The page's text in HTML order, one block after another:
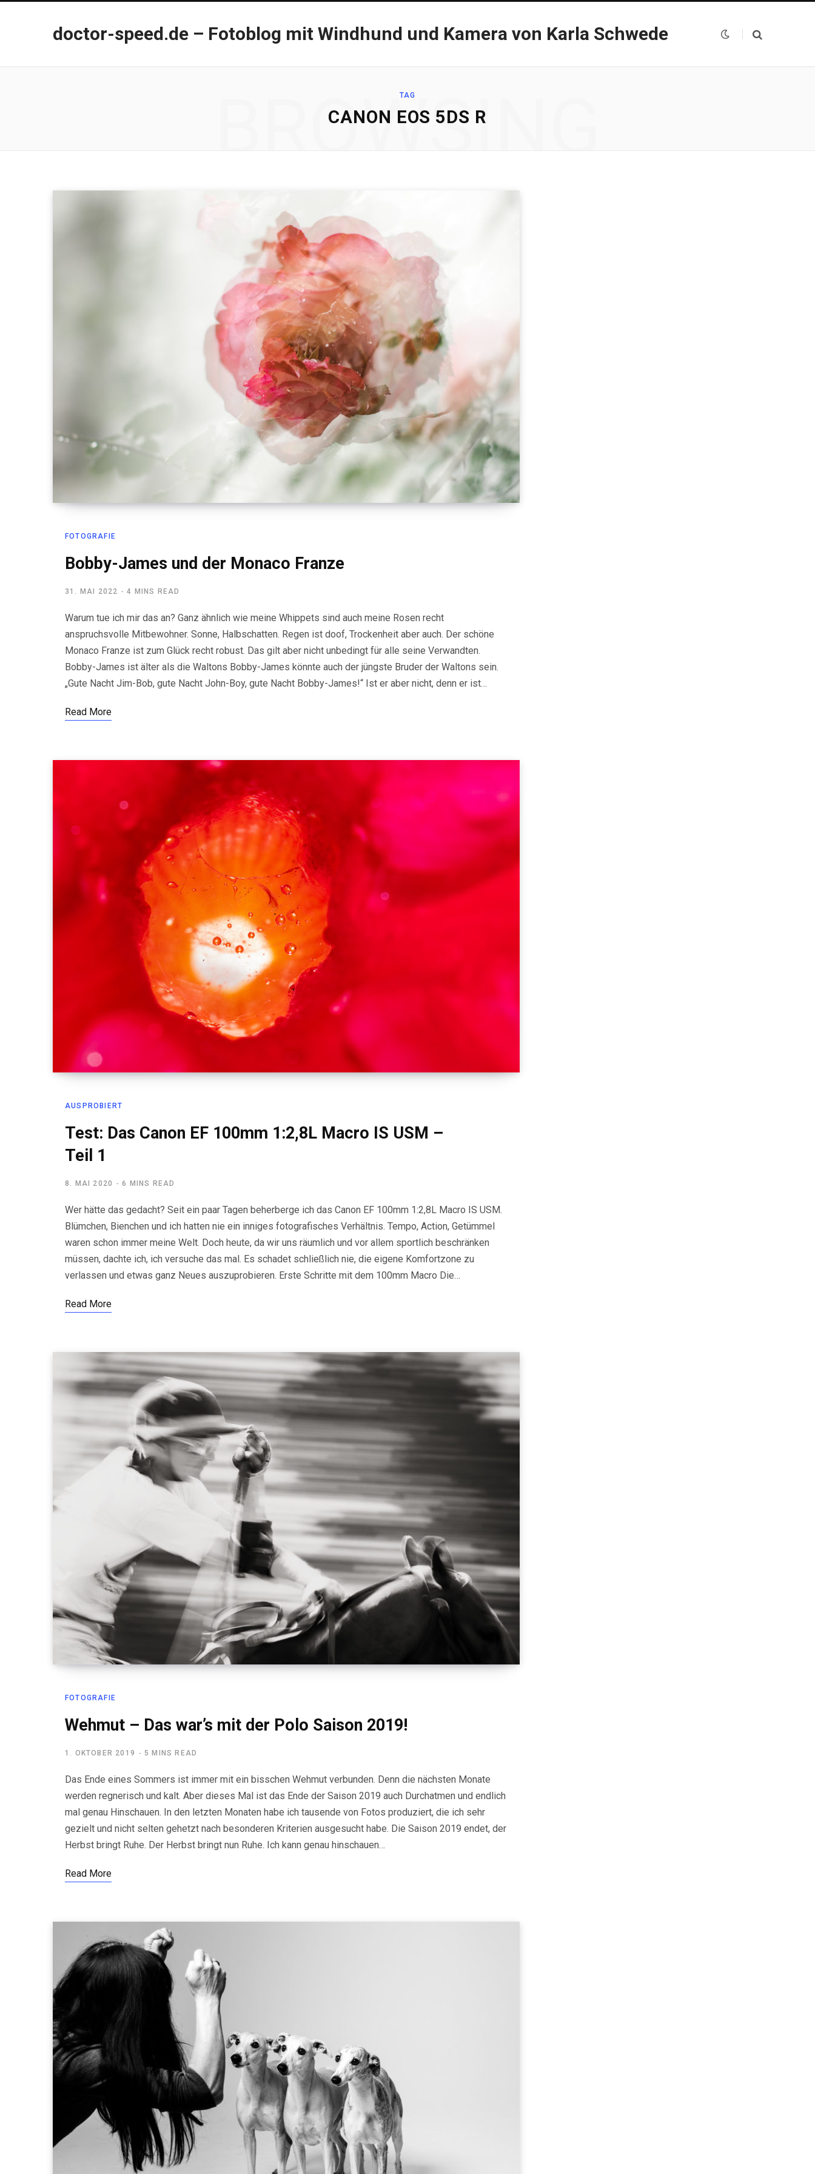
doctor-speed.de – Fotoblog mit Windhund und Kamera von Karla Schwede
TAG
CANON EOS 5DS R
BROWSING
FOTOGRAFIE
Bobby-James und der Monaco Franze
31. MAI 2022 4 MINS READ
Warum tue ich mir das an? Ganz ähnlich wie meine Whippets sind auch meine Rosen recht
anspruchsvolle Mitbewohner. Sonne, Halbschatten. Regen ist doof, Trockenheit aber auch. Der schöne
Monaco Franze ist zum Glück recht robust. Das gilt aber nicht unbedingt für alle seine Verwandten.
Bobby-James ist älter als die Waltons Bobby-James könnte auch der jüngste Bruder der Waltons sein.
„Gute Nacht Jim-Bob, gute Nacht John-Boy, gute Nacht Bobby-James!“ Ist er aber nicht, denn er ist…
Read More
AUSPROBIERT
Test: Das Canon EF 100mm 1:2,8L Macro IS USM –
Teil 1
8. MAI 2020 6 MINS READ
Wer hätte das gedacht? Seit ein paar Tagen beherberge ich das Canon EF 100mm 1:2,8L Macro IS USM.
Blümchen, Bienchen und ich hatten nie ein inniges fotografisches Verhältnis. Tempo, Action, Getümmel
waren schon immer meine Welt. Doch heute, da wir uns räumlich und vor allem sportlich beschränken
müssen, dachte ich, ich versuche das mal. Es schadet schließlich nie, die eigene Komfortzone zu
verlassen und etwas ganz Neues auszuprobieren. Erste Schritte mit dem 100mm Macro Die…
Read More
FOTOGRAFIE
Wehmut – Das war’s mit der Polo Saison 2019!
1. OKTOBER 2019 5 MINS READ
Das Ende eines Sommers ist immer mit ein bisschen Wehmut verbunden. Denn die nächsten Monate
werden regnerisch und kalt. Aber dieses Mal ist das Ende der Saison 2019 auch Durchatmen und endlich
mal genau Hinschauen. In den letzten Monaten habe ich tausende von Fotos produziert, die ich sehr
gezielt und nicht selten gehetzt nach besonderen Kriterien ausgesucht habe. Die Saison 2019 endet, der
Herbst bringt Ruhe. Der Herbst bringt nun Ruhe. Ich kann genau hinschauen…
Read More